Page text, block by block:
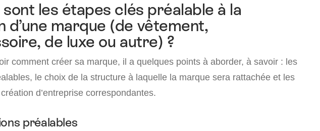
les étapes clés préalable à la
d’une marque (de vêtement,
de luxe ou autre) ?
comment créer sa marque, il a quelques points à aborder, à savoir : les
le choix de la structure à laquelle la marque sera rattachée et les
d’entreprise correspondantes.
préalables